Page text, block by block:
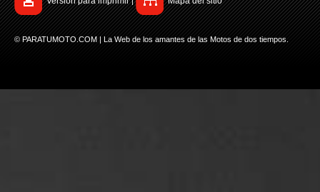
© PARATUMOTO.COM | La Web de los amantes de las Motos de dos tiempos.